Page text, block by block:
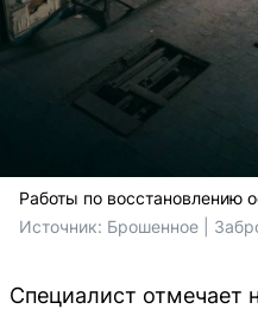
Работы по восстановлению
Источник: Брошенное |
Специалист отмечает